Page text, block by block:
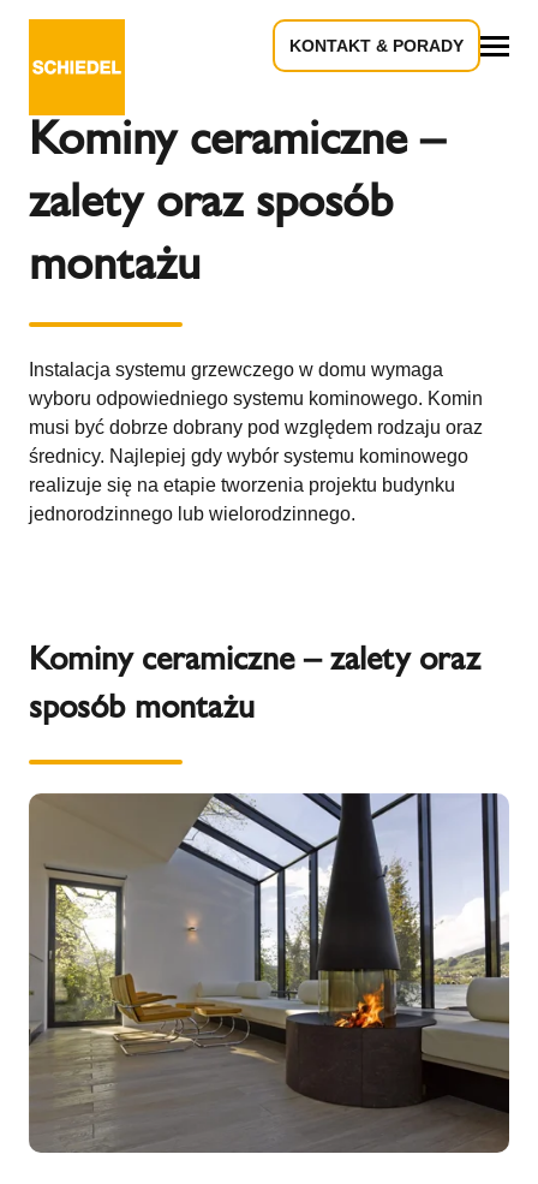
KONTAKT & PORADY
Kominy ceramiczne –
zalety oraz sposób
montażu
Instalacja systemu grzewczego w domu wymaga
wyboru odpowiedniego systemu kominowego. Komin
musi być dobrze dobrany pod względem rodzaju oraz
średnicy. Najlepiej gdy wybór systemu kominowego
realizuje się na etapie tworzenia projektu budynku
jednorodzinnego lub wielorodzinnego.
Kominy ceramiczne – zalety oraz
sposób montażu